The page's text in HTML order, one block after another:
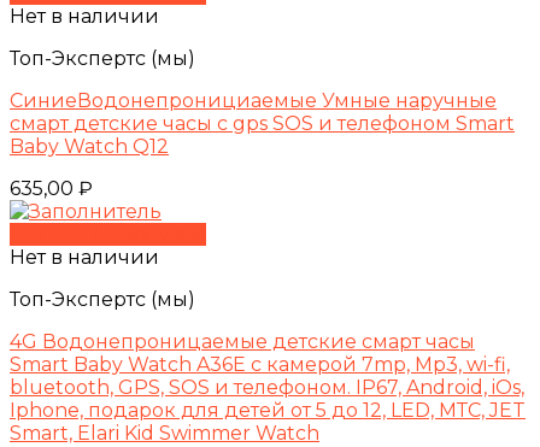
Нет в наличии
Топ-Экспертс (мы)
СиниеВодонепронициаемые Умные наручные
смарт детские часы с gps SOS и телефоном Smart
Baby Watch Q12
635,00 ₽
Нет в наличии
Топ-Экспертс (мы)
4G Водонепроницаемые детские смарт часы
Smart Baby Watch A36E с камерой 7mp, Mp3, wi-fi,
bluetooth, GPS, SOS и телефоном. IP67, Android, iOs,
Iphone, подарок для детей от 5 до 12, LED, МТС, JET
Smart, Elari Kid Swimmer Watch